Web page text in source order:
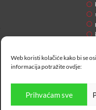
Web koristi kolačiće kako bi se
informacija potražiteovdje:
Prihvaćam sve